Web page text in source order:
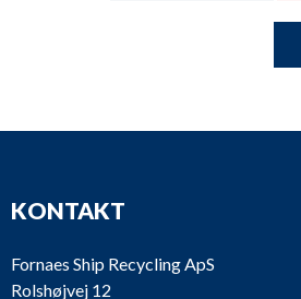
KONTAKT
Fornaes Ship Recycling ApS
Rolshøjvej 12